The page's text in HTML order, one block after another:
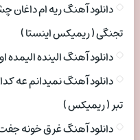
دانلود آهنگ ریه ام
تجنگی ( ریمیکس اینستا )
دانلود آهنگ الینده
دانلود آهنگ نمیدانم عه
تبر ( ریمیکس )
دانلود آهنگ غرق خونه